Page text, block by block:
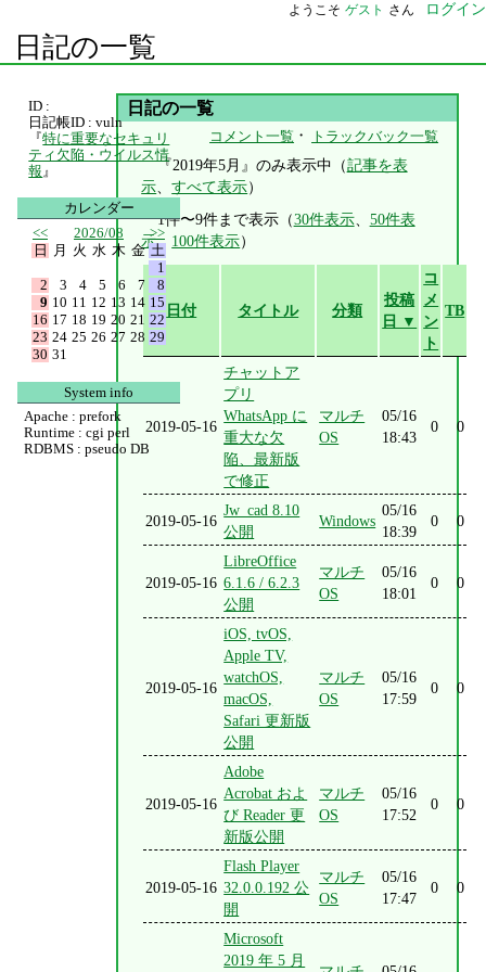
ようこそ ゲスト さん ログイン
日記の一覧
日記の一覧
コメント一覧 ・ トラックバック一覧
『2019年5月』のみ表示中（記事を表
示、すべて表示）
1件〜9件まで表示（30件表示、 50件表
示、 100件表示）
日付 タイトル 分類
投稿
日 ▼
コ
メ
ン
ト
TB
2019-05-16
チャットア
プリ
WhatsApp に
重大な欠
陥、最新版
で修正
マルチ
OS
05/16
18:43
0 0
2019-05-16
Jw_cad 8.10
公開
Windows
05/16
18:39
0 0
2019-05-16
LibreOffice
6.1.6 / 6.2.3
公開
マルチ
OS
05/16
18:01
0 0
2019-05-16
iOS, tvOS,
Apple TV,
watchOS,
macOS,
Safari 更新版
公開
マルチ
OS
05/16
17:59
0 0
2019-05-16
Adobe
Acrobat およ
び Reader 更
新版公開
マルチ
OS
05/16
17:52
0 0
2019-05-16
Flash Player
32.0.0.192 公
開
マルチ
OS
05/16
17:47
0 0
Microsoft
2019 年 5 月
ID :
日記帳ID : vuln
『特に重要なセキュリ
ティ欠陥・ウイルス情
報 』
カレンダー
<<
2026/08
>>
日
月 火 水 木 金 土
1
2
3 4 5 6 7
8
9 10 11 12 13 14 15
16 17 18 19 20 21 22
23 24 25 26 27 28 29
30 31
System info
Apache : prefork
Runtime : cgi perl
RDBMS : pseudo DB